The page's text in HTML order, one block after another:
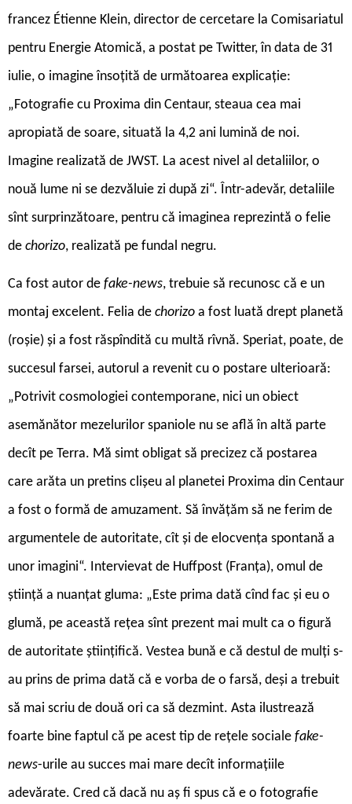
francez Étienne Klein, director de cercetare la Comisariatul
pentru Energie Atomică, a postat pe Twitter, în data de 31
iulie, o imagine însoțită de următoarea explicație:
„Fotografie cu Proxima din Centaur, steaua cea mai
apropiată de soare, situată la 4,2 ani lumină de noi.
Imagine realizată de JWST. La acest nivel al detaliilor, o
nouă lume ni se dezvăluie zi după zi“. Într-adevăr, detaliile
sînt surprinzătoare, pentru că imaginea reprezintă o felie
de chorizo, realizată pe fundal negru.
Ca fost autor de fake-news, trebuie să recunosc că e un
montaj excelent. Felia de chorizo a fost luată drept planetă
(roșie) și a fost răspîndită cu multă rîvnă. Speriat, poate, de
succesul farsei, autorul a revenit cu o postare ulterioară:
„Potrivit cosmologiei contemporane, nici un obiect
asemănător mezelurilor spaniole nu se află în altă parte
decît pe Terra. Mă simt obligat să precizez că postarea
care arăta un pretins clișeu al planetei Proxima din Centaur
a fost o formă de amuzament. Să învățăm să ne ferim de
argumentele de autoritate, cît și de elocvența spontană a
unor imagini“. Intervievat de Huffpost (Franța), omul de
știință a nuanțat gluma: „Este prima dată cînd fac și eu o
glumă, pe această rețea sînt prezent mai mult ca o figură
de autoritate științifică. Vestea bună e că destul de mulți s-
au prins de prima dată că e vorba de o farsă, deși a trebuit
să mai scriu de două ori ca să dezmint. Asta ilustrează
foarte bine faptul că pe acest tip de rețele sociale fake-
news-urile au succes mai mare decît informațiile
adevărate. Cred că dacă nu aș fi spus că e o fotografie